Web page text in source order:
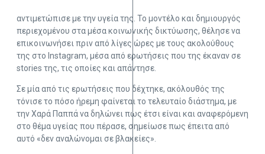
αντιμετώπισε με την υγεία της. Το μοντέλο και δημιουργός
περιεχομένου στα μέσα κοινωνικής δικτύωσης, θέλησε να
επικοινωνήσει πριν από λίγες ώρες με τους ακολούθους
της στο Instagram, μέσα από ερωτήσεις που της έκαναν σε
stories της, τις οποίες και απάντησε.
Σε μία από τις ερωτήσεις που δέχτηκε, ακόλουθός της
τόνισε το πόσο ήρεμη φαίνεται το τελευταίο διάστημα, με
την Χαρά Παππά να δηλώνει πως έτσι είναι και αναφερόμενη
στο θέμα υγείας που πέρασε, σημείωσε πως έπειτα από
αυτό «δεν αναλώνομαι σε βλακείες».